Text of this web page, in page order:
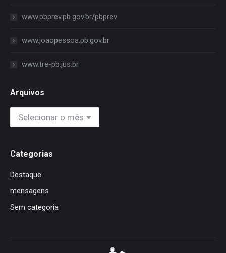
www.pbprev.pb.gov.br/pbprev
www.joaopessoa.pb.gov.br
www.tre-pb.jus.br
Arquivos
Arquivos
Categorias
Destaque
mensagens
Sem categoria